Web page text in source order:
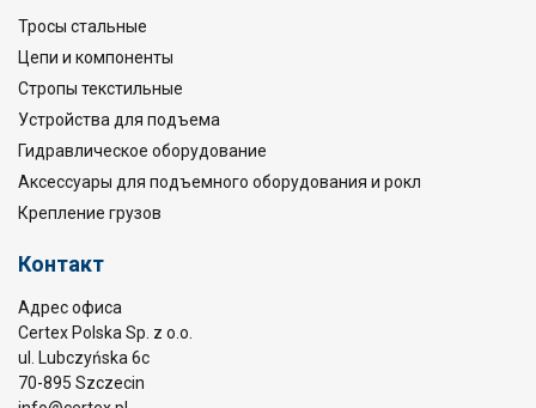
Тросы стальные
Цепи и компоненты
Стропы текстильные
Устройства для подъема
Гидравлическое оборудование
Аксессуары для подъемного оборудования и рокл
Крепление грузов
Контакт
Адрес офиса
Certex Polska Sp. z o.o.
ul. Lubczyńska 6c
70-895 Szczecin